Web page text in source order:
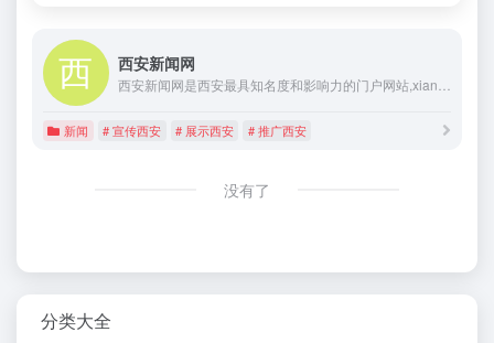
西安新闻网
新闻 # 宣传西安 # 展示西安 # 推广西安
没有了
分类大全